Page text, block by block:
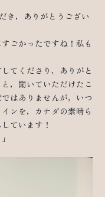
き，ありがとうござい
ごかったですね！私も
てくださり，ありがと
，聞いていただけたこ
はありませんが，いつ
ンを，カナダの素晴ら
ています！